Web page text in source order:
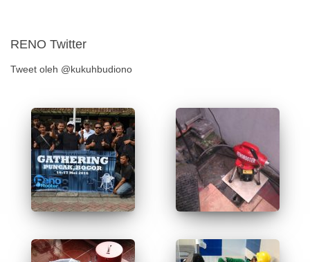
RENO Twitter
Tweet oleh @kukuhbudiono